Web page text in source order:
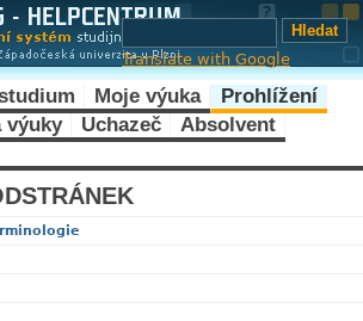
Translate with Google
Moje výuka
Prohlížení
výuky Uchazeč
Absolvent